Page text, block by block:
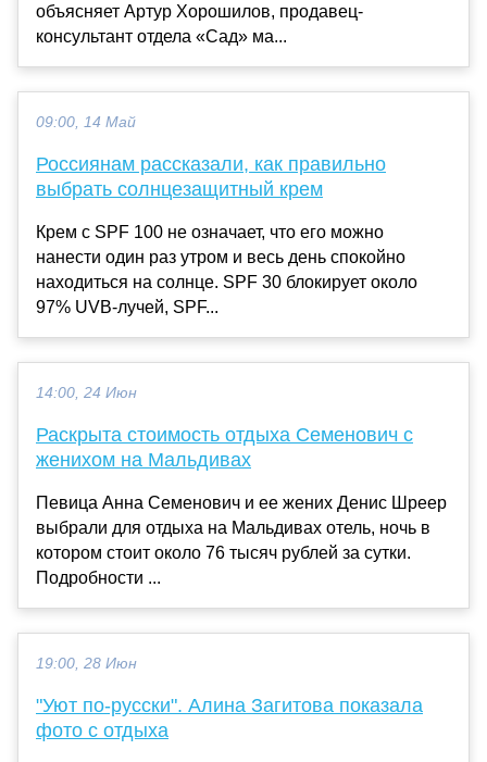
объясняет Артур Хорошилов, продавец-
консультант отдела «Сад» ма...
09:00, 14 Май
Россиянам рассказали, как правильно
выбрать солнцезащитный крем
Крем с SPF 100 не означает, что его можно
нанести один раз утром и весь день спокойно
находиться на солнце. SPF 30 блокирует около
97% UVB-лучей, SPF...
14:00, 24 Июн
Раскрыта стоимость отдыха Семенович с
женихом на Мальдивах
Певица Анна Семенович и ее жених Денис Шреер
выбрали для отдыха на Мальдивах отель, ночь в
котором стоит около 76 тысяч рублей за сутки.
Подробности ...
19:00, 28 Июн
"Уют по-русски". Алина Загитова показала
фото с отдыха